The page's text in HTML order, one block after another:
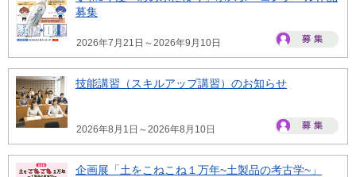
募集
2026年7月21日～2026年9月10日
技能講習（スキルアップ講習）のお知らせ
2026年8月1日～2026年8月10日
企画展「土をこねこね１万年~土製品の考古学~」